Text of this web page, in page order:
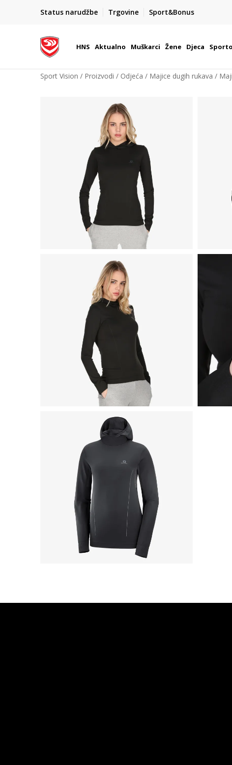
Status narudžbe Trgovine Sport&Bonus
BOX NOW
Dostava 1,50 €
| Više od 800 paketomata u Hrvatskoj
HNS Aktualno Muškarci Žene Djeca
Sport Vision Proizvodi Odjeća Majice dugih rukava